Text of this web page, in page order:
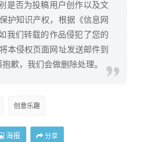
是否为投稿用户创作以及文
护知识产权，根据《信息网
我们转载的作品侵犯了您的
本侵权页面网址发送邮件到
歉，我们会做删除处理。
创意乐趣
海报 分享